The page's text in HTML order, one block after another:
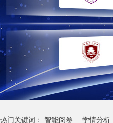
热门关键词： 智能阅卷 学情分析